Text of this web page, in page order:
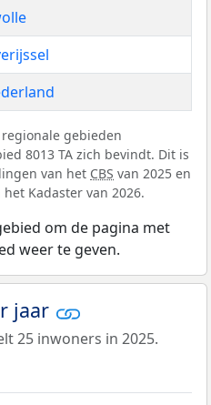
gebieden
8013 TA zich bevindt. Dit is
van het CBS van 2025 en
Kadaster van 2026.
om de pagina met
weer te geven.
jaar
25 inwoners in 2025.